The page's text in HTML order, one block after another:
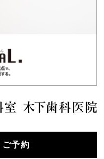
予約